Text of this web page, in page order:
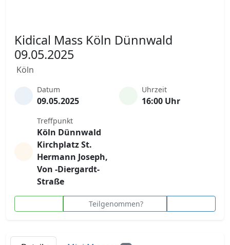
Kidical Mass Köln Dünnwald
09.05.2025
Köln
Datum
09.05.2025
Uhrzeit
16:00 Uhr
Treffpunkt
Köln Dünnwald
Kirchplatz St.
Hermann Joseph,
Von -Diergardt-
Straße
Teilgenommen?